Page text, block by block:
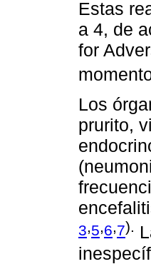
Estas
a 4, de
for
Los
prurito,
3,5,6,7).